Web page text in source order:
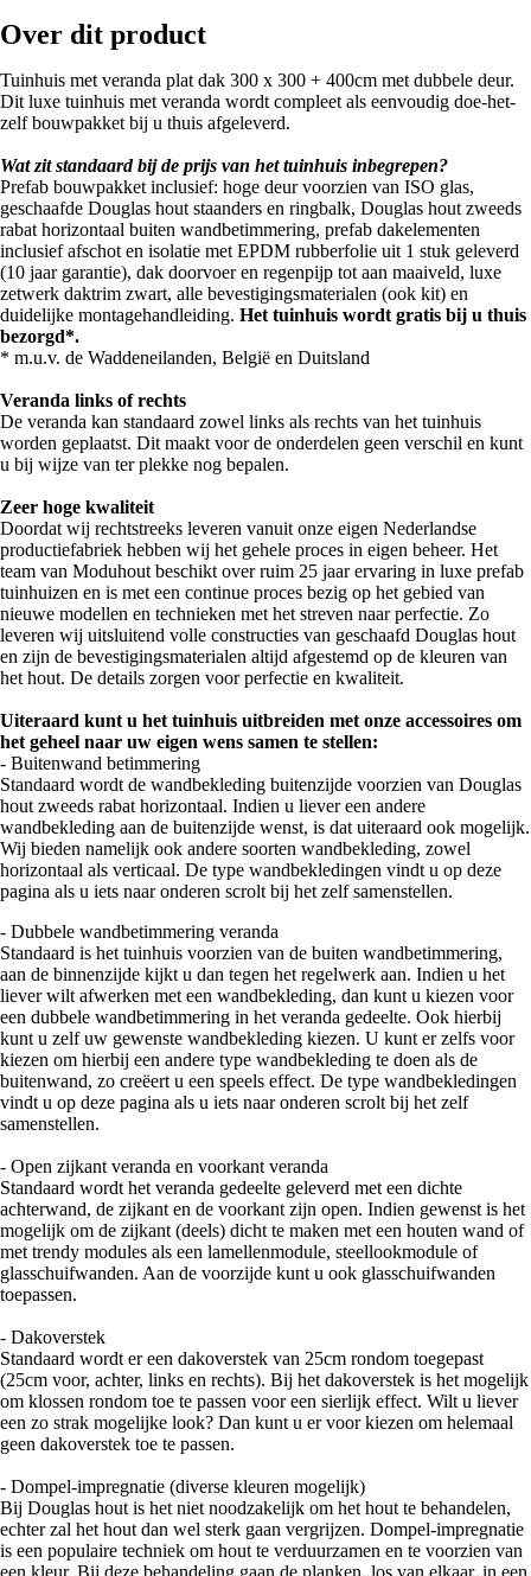
Over dit product
Tuinhuis met veranda plat dak 300 x 300 + 400cm met dubbele deur.
Dit luxe tuinhuis met veranda wordt compleet als eenvoudig doe-het-
zelf bouwpakket bij u thuis afgeleverd.
Wat zit standaard bij de prijs van het tuinhuis inbegrepen?
Prefab bouwpakket inclusief: hoge deur voorzien van ISO glas,
geschaafde Douglas hout staanders en ringbalk, Douglas hout zweeds
rabat horizontaal buiten wandbetimmering, prefab dakelementen
inclusief afschot en isolatie met EPDM rubberfolie uit 1 stuk geleverd
(10 jaar garantie), dak doorvoer en regenpijp tot aan maaiveld, luxe
zetwerk daktrim zwart, alle bevestigingsmaterialen (ook kit) en
duidelijke montagehandleiding. Het tuinhuis wordt gratis bij u thuis
bezorgd*.
* m.u.v. de Waddeneilanden, België en Duitsland
Veranda links of rechts
De veranda kan standaard zowel links als rechts van het tuinhuis
worden geplaatst. Dit maakt voor de onderdelen geen verschil en kunt
u bij wijze van ter plekke nog bepalen.
Zeer hoge kwaliteit
Doordat wij rechtstreeks leveren vanuit onze eigen Nederlandse
productiefabriek hebben wij het gehele proces in eigen beheer. Het
team van Moduhout beschikt over ruim 25 jaar ervaring in luxe prefab
tuinhuizen en is met een continue proces bezig op het gebied van
nieuwe modellen en technieken met het streven naar perfectie. Zo
leveren wij uitsluitend volle constructies van geschaafd Douglas hout
en zijn de bevestigingsmaterialen altijd afgestemd op de kleuren van
het hout. De details zorgen voor perfectie en kwaliteit.
Uiteraard kunt u het tuinhuis uitbreiden met onze accessoires om
het geheel naar uw eigen wens samen te stellen:
- Buitenwand betimmering
Standaard wordt de wandbekleding buitenzijde voorzien van Douglas
hout zweeds rabat horizontaal. Indien u liever een andere
wandbekleding aan de buitenzijde wenst, is dat uiteraard ook mogelijk.
Wij bieden namelijk ook andere soorten wandbekleding, zowel
horizontaal als verticaal. De type wandbekledingen vindt u op deze
pagina als u iets naar onderen scrolt bij het zelf samenstellen.
- Dubbele wandbetimmering veranda
Standaard is het tuinhuis voorzien van de buiten wandbetimmering,
aan de binnenzijde kijkt u dan tegen het regelwerk aan. Indien u het
liever wilt afwerken met een wandbekleding, dan kunt u kiezen voor
een dubbele wandbetimmering in het veranda gedeelte. Ook hierbij
kunt u zelf uw gewenste wandbekleding kiezen. U kunt er zelfs voor
kiezen om hierbij een andere type wandbekleding te doen als de
buitenwand, zo creëert u een speels effect. De type wandbekledingen
vindt u op deze pagina als u iets naar onderen scrolt bij het zelf
samenstellen.
- Open zijkant veranda en voorkant veranda
Standaard wordt het veranda gedeelte geleverd met een dichte
achterwand, de zijkant en de voorkant zijn open. Indien gewenst is het
mogelijk om de zijkant (deels) dicht te maken met een houten wand of
met trendy modules als een lamellenmodule, steellookmodule of
glasschuifwanden. Aan de voorzijde kunt u ook glasschuifwanden
toepassen.
- Dakoverstek
Standaard wordt er een dakoverstek van 25cm rondom toegepast
(25cm voor, achter, links en rechts). Bij het dakoverstek is het mogelijk
om klossen rondom toe te passen voor een sierlijk effect. Wilt u liever
een zo strak mogelijke look? Dan kunt u er voor kiezen om helemaal
geen dakoverstek toe te passen.
- Dompel-impregnatie (diverse kleuren mogelijk)
Bij Douglas hout is het niet noodzakelijk om het hout te behandelen,
echter zal het hout dan wel sterk gaan vergrijzen. Dompel-impregnatie
is een populaire techniek om hout te verduurzamen en te voorzien van
een kleur. Bij deze behandeling gaan de planken, los van elkaar, in een